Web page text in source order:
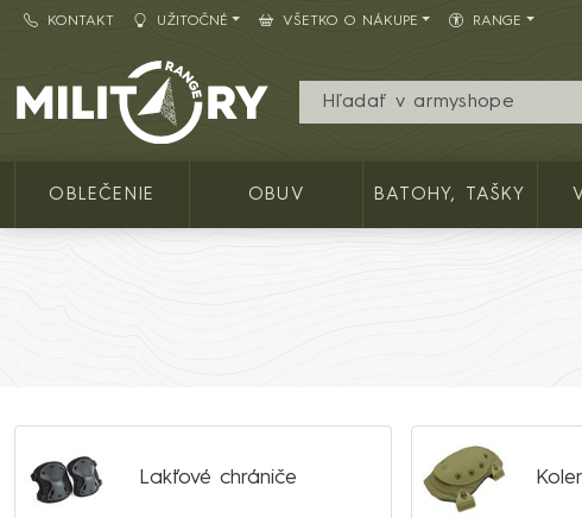
KONTAKT UŽITOČNÉ VŠETKO O NÁKUPE RANGE
Army shop MILITARY RANGE SK
OBLEČENIE OBUV BATOHY, TAŠKY
Lakťové chrániče